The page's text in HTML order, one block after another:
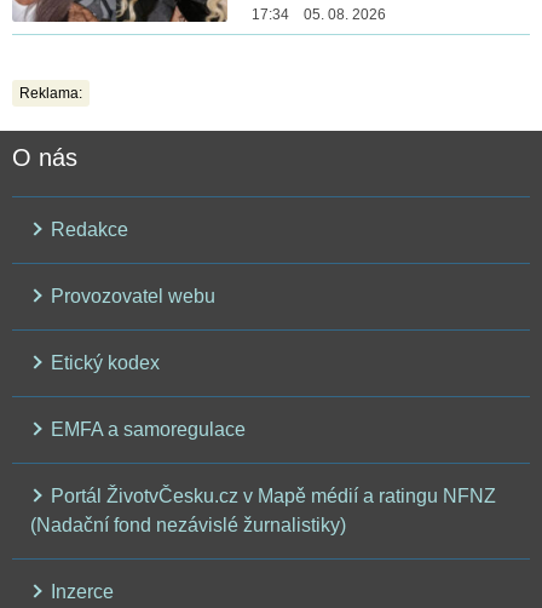
17:34 05. 08. 2026
Reklama:
O nás
Redakce
Provozovatel webu
Etický kodex
EMFA a samoregulace
Portál ŽivotvČesku.cz v Mapě médií a ratingu NFNZ
(Nadační fond nezávislé žurnalistiky)
Inzerce